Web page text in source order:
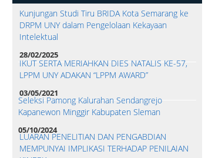
Kunjungan Studi Tiru BRIDA Kota Semarang ke
DRPM UNY dalam Pengelolaan Kekayaan
Intelektual
28/02/2025
IKUT SERTA MERIAHKAN DIES NATALIS KE-57,
LPPM UNY ADAKAN “LPPM AWARD”
03/05/2021
Seleksi Pamong Kalurahan Sendangrejo
Kapanewon Minggir Kabupaten Sleman
05/10/2024
LUARAN PENELITIAN DAN PENGABDIAN
MEMPUNYAI IMPLIKASI TERHADAP PENILAIAN